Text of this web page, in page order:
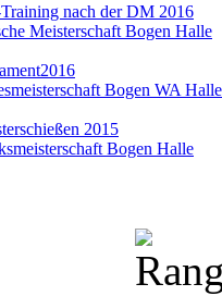
nach der DM 2016
Meisterschaft Bogen Halle
Bogen WA Halle
2015
Bogen Halle